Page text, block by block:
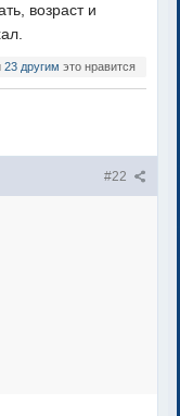
возраст и
23 другим это нравится
#22